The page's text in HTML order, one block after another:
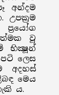
අන්දම
වූ
භික්‍ෂූන්
ලෙස
අදහස්
මෙය
ය.